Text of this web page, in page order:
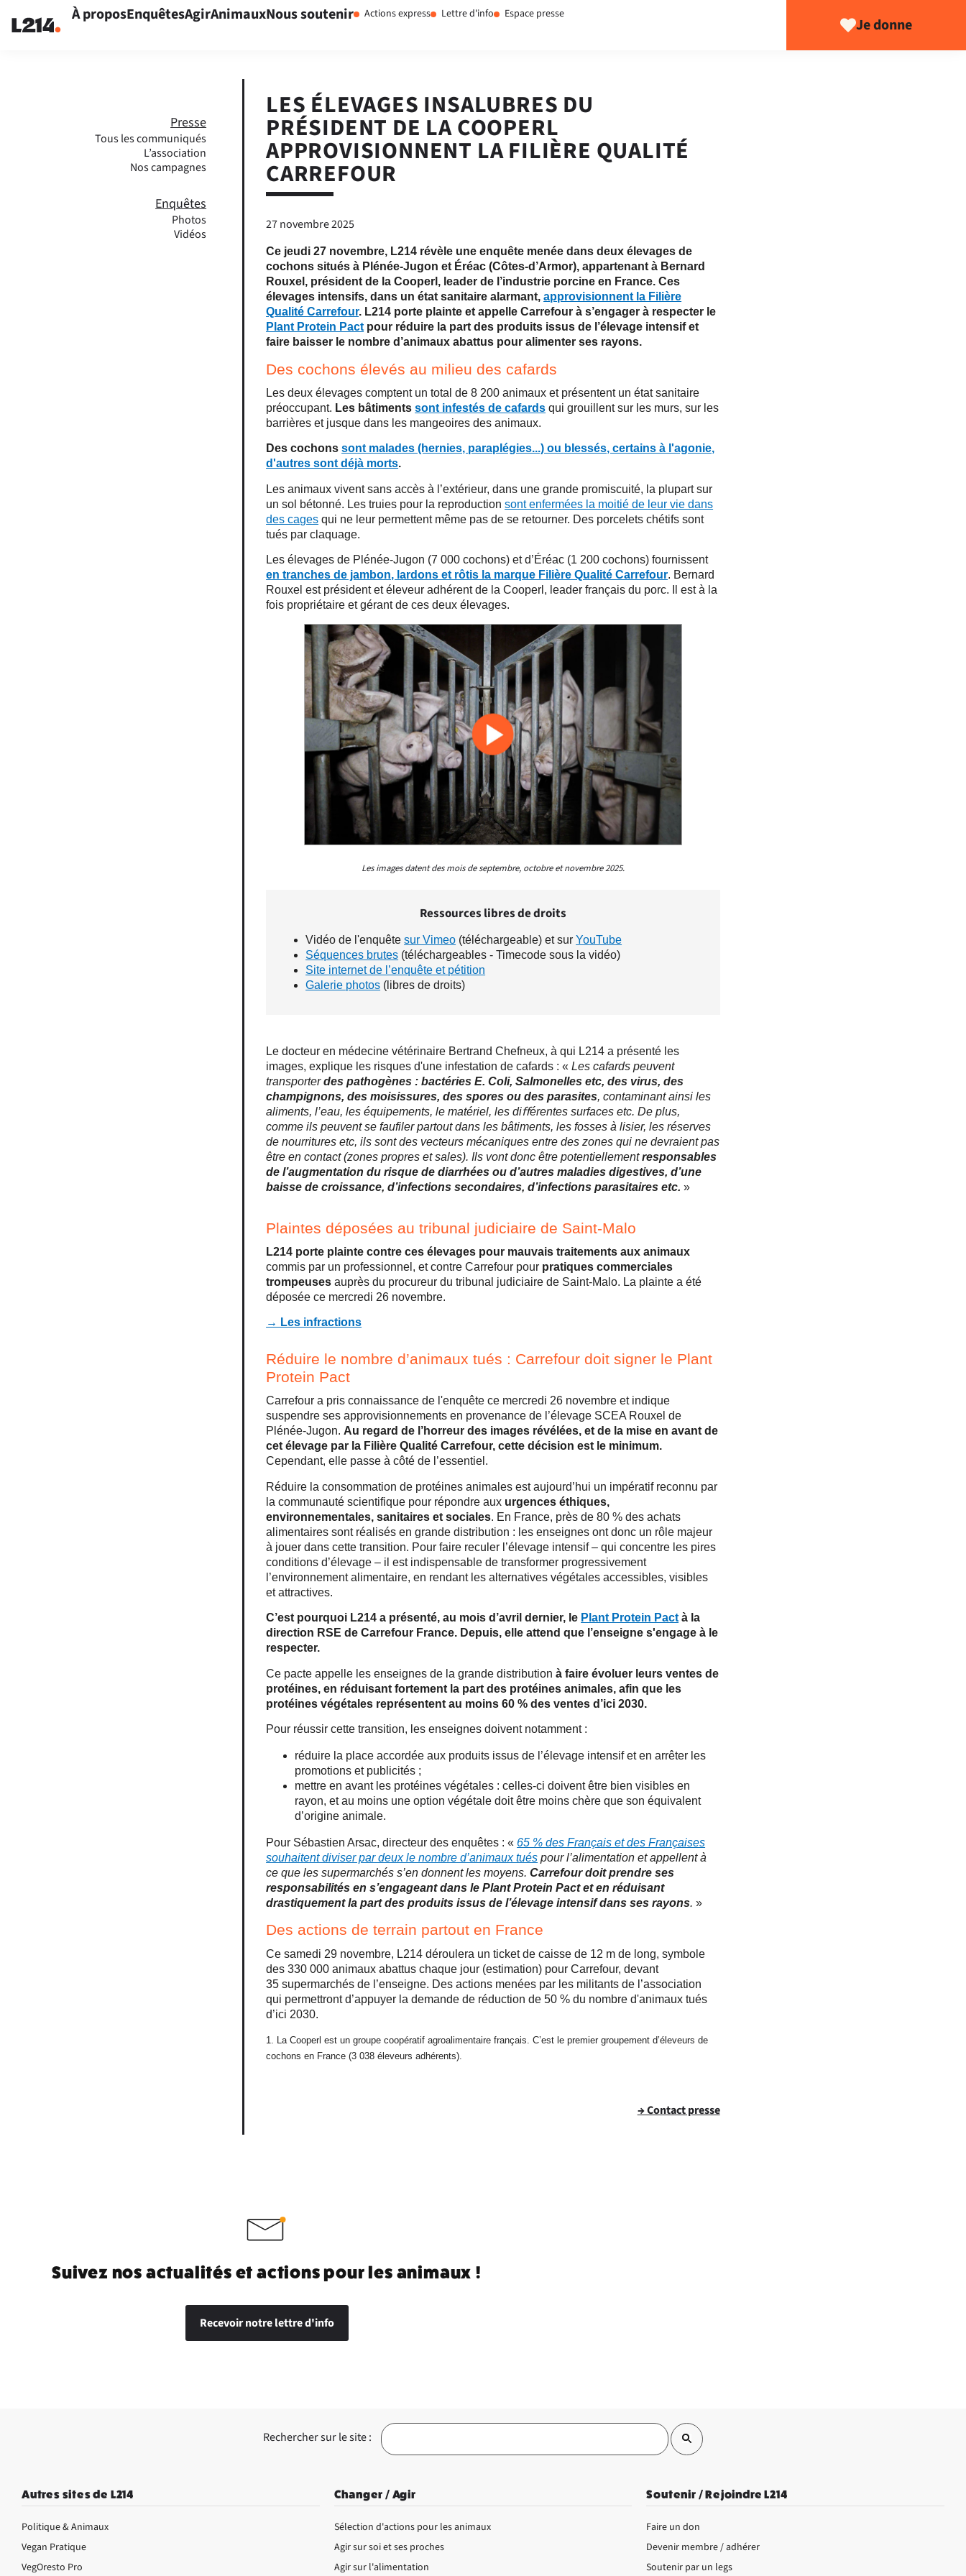
À proposEnquêtesAgirAnimauxNous soutenir Actions express Lettre d'info Espace presse
Je donne
Presse
Tous les communiqués
L’association
Nos campagnes
Enquêtes
Photos
Vidéos
LES ÉLEVAGES INSALUBRES DU
PRÉSIDENT DE LA COOPERL
APPROVISIONNENT LA FILIÈRE QUALITÉ
CARREFOUR
27 novembre 2025
Ce jeudi 27 novembre, L214 révèle une enquête menée dans deux élevages de
cochons situés à Plénée-Jugon et Éréac (Côtes-d’Armor), appartenant à Bernard
Rouxel, président de la Cooperl, leader de l’industrie porcine en France. Ces
élevages intensifs, dans un état sanitaire alarmant,approvisionnent la Filière
Qualité Carrefour. L214 porte plainte et appelle Carrefour à s’engager à respecter le
Plant Protein Pact pour réduire la part des produits issus de l’élevage intensif et
faire baisser le nombre d’animaux abattus pour alimenter ses rayons.
Des cochons élevés au milieu des cafards
Les deux élevages comptent un total de 8 200 animaux et présentent un état sanitaire
préoccupant. Les bâtimentssont infestés de cafards qui grouillent sur les murs, sur les
barrières et jusque dans les mangeoires des animaux.
Des cochonssont malades (hernies, paraplégies...) ou blessés, certains à l'agonie,
d'autres sont déjà morts.
Les animaux vivent sans accès à l’extérieur, dans une grande promiscuité, la plupart sur
un sol bétonné. Les truies pour la reproductionsont enfermées la moitié de leur vie dans
des cages qui ne leur permettent même pas de se retourner. Des porcelets chétifs sont
tués par claquage.
Les élevages de Plénée-Jugon (7 000 cochons) et d’Éréac (1 200 cochons) fournissent
en tranches de jambon, lardons et rôtis la marque Filière Qualité Carrefour. Bernard
Rouxel est président et éleveur adhérent de la Cooperl, leader français du porc. Il est à la
fois propriétaire et gérant de ces deux élevages.
Les images datent des mois de septembre, octobre et novembre 2025.
Ressources libres de droits
Vidéo de l'enquêtesur Vimeo (téléchargeable) et surYouTube
Séquences brutes (téléchargeables - Timecode sous la vidéo)
Site internet de l’enquête et pétition
Galerie photos (libres de droits)
Le docteur en médecine vétérinaire Bertrand Chefneux, à qui L214 a présenté les
images, explique les risques d'une infestation de cafards : «Les cafards peuvent
transporterdes pathogènes : bactéries E. Coli, Salmonelles etc, des virus, des
champignons, des moisissures, des spores ou des parasites, contaminant ainsi les
aliments, l’eau, les équipements, le matériel, les diﬀérentes surfaces etc. De plus,
comme ils peuvent se faufiler partout dans les bâtiments, les fosses à lisier, les réserves
de nourritures etc, ils sont des vecteurs mécaniques entre des zones qui ne devraient pas
être en contact (zones propres et sales). Ils vont donc être potentiellementresponsables
de l’augmentation du risque de diarrhées ou d’autres maladies digestives, d’une
baisse de croissance, d’infections secondaires, d’infections parasitaires etc. »
Plaintes déposées au tribunal judiciaire de Saint-Malo
L214 porte plainte contre ces élevages pour mauvais traitements aux animaux
commis par un professionnel, et contre Carrefour pour pratiques commerciales
trompeuses auprès du procureur du tribunal judiciaire de Saint-Malo. La plainte a été
déposée ce mercredi 26 novembre.
→ Les infractions
Réduire le nombre d’animaux tués : Carrefour doit signer le Plant
Protein Pact
Carrefour a pris connaissance de l'enquête ce mercredi 26 novembre et indique
suspendre ses approvisionnements en provenance de l’élevage SCEA Rouxel de
Plénée-Jugon. Au regard de l’horreur des images révélées, et de la mise en avant de
cet élevage par la Filière Qualité Carrefour, cette décision est le minimum.
Cependant, elle passe à côté de l’essentiel.
Réduire la consommation de protéines animales est aujourd’hui un impératif reconnu par
la communauté scientifique pour répondre aux urgences éthiques,
environnementales, sanitaires et sociales. En France, près de 80 % des achats
alimentaires sont réalisés en grande distribution : les enseignes ont donc un rôle majeur
à jouer dans cette transition. Pour faire reculer l’élevage intensif – qui concentre les pires
conditions d’élevage – il est indispensable de transformer progressivement
l’environnement alimentaire, en rendant les alternatives végétales accessibles, visibles
et attractives.
C’est pourquoi L214 a présenté, au mois d’avril dernier, le Plant Protein Pact à la
direction RSE de Carrefour France. Depuis, elle attend que l’enseigne s'engage à le
respecter.
Ce pacte appelle les enseignes de la grande distributionà faire évoluer leurs ventes de
protéines, en réduisant fortement la part des protéines animales, afin que les
protéines végétales représentent au moins 60 % des ventes d’ici 2030.
Pour réussir cette transition, les enseignes doivent notamment :
réduire la place accordée aux produits issus de l’élevage intensif et en arrêter les
promotions et publicités ;
mettre en avant les protéines végétales : celles-ci doivent être bien visibles en
rayon, et au moins une option végétale doit être moins chère que son équivalent
d’origine animale.
Pour Sébastien Arsac, directeur des enquêtes : « 65 % des Français et des Françaises
souhaitent diviser par deux le nombre d’animaux tués pour l’alimentation et appellent à
ce que les supermarchés s’en donnent les moyens.Carrefour doit prendre ses
responsabilités en s’engageant dans le Plant Protein Pact et en réduisant
drastiquement la part des produits issus de l’élevage intensif dans ses rayons. »
Des actions de terrain partout en France
Ce samedi 29 novembre, L214 déroulera un ticket de caisse de 12 m de long, symbole
des 330 000 animaux abattus chaque jour (estimation) pour Carrefour, devant
35 supermarchés de l’enseigne. Des actions menées par les militants de l’association
qui permettront d’appuyer la demande de réduction de 50 % du nombre d'animaux tués
d’ici 2030.
1. La Cooperl est un groupe coopératif agroalimentaire français. C’est le premier groupement d’éleveurs de
cochons en France (3 038 éleveurs adhérents).
→ Contact presse
Suivez nos actualités et actions pour les animaux !
Recevoir notre lettre d'info
Rechercher sur le site :
Autres sites de L214
Politique & Animaux
Vegan Pratique
VegOresto Pro
Changer / Agir
Sélection d'actions pour les animaux
Agir sur soi et ses proches
Agir sur l'alimentation
Soutenir / Rejoindre L214
Faire un don
Devenir membre / adhérer
Soutenir par un legs